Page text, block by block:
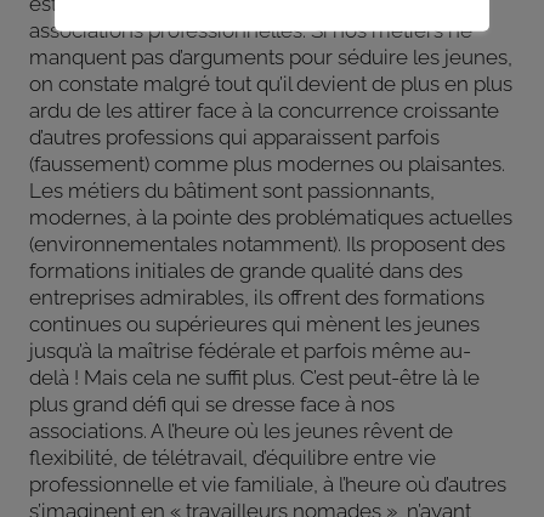
associations professionnelles. Si nos métiers ne
manquent pas d’arguments pour séduire les jeunes,
on constate malgré tout qu’il devient de plus en plus
ardu de les attirer face à la concurrence croissante
d’autres professions qui apparaissent parfois
(faussement) comme plus modernes ou plaisantes.
Les métiers du bâtiment sont passionnants,
modernes, à la pointe des problématiques actuelles
(environnementales notamment). Ils proposent des
formations initiales de grande qualité dans des
entreprises admirables, ils offrent des formations
continues ou supérieures qui mènent les jeunes
jusqu’à la maîtrise fédérale et parfois même au-
delà ! Mais cela ne suffit plus. C’est peut-être là le
plus grand défi qui se dresse face à nos
associations. A l’heure où les jeunes rêvent de
flexibilité, de télétravail, d’équilibre entre vie
professionnelle et vie familiale, à l’heure où d’autres
s’imaginent en « travailleurs nomades », n’ayant